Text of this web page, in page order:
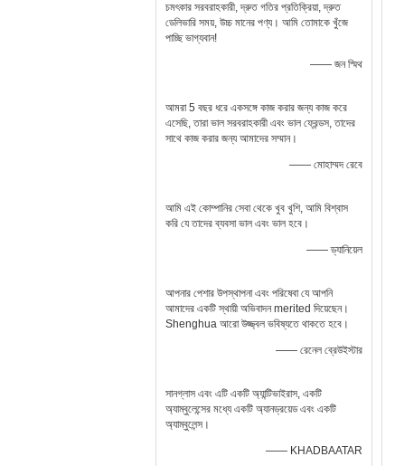
চমৎকার সরবরাহকারী, দ্রুত গতির প্রতিক্রিয়া, দ্রুত
ডেলিভারি সময়, উচ্চ মানের পণ্য। আমি তোমাকে খুঁজে
পাচ্ছি ভাগ্যবান!
—— জন স্মিথ
আমরা 5 বছর ধরে একসঙ্গে কাজ করার জন্য কাজ করে
এসেছি, তারা ভাল সরবরাহকারী এবং ভাল ফ্রেন্ডস, তাদের
সাথে কাজ করার জন্য আমাদের সম্মান।
—— মোহাম্মদ রেবে
আমি এই কোম্পানির সেবা থেকে খুব খুশি, আমি বিশ্বাস
করি যে তাদের ব্যবসা ভাল এবং ভাল হবে।
—— ড্যানিয়েল
আপনার পেশার উপস্থাপনা এবং পরিষেবা যে আপনি
আমাদের একটি স্থায়ী অভিবাদন merited দিয়েছেন।
Shenghua আরো উজ্জ্বল ভবিষ্যতে থাকতে হবে।
—— রেনেল ব্রেউইস্টার
সানগ্লাস এবং এটি একটি অ্যান্টিভাইরাস, একটি
অ্যাম্বুলেন্সের মধ্যে একটি অ্যানড্রয়েড এবং একটি
অ্যাম্বুলেন্স।
—— KHADBAATAR